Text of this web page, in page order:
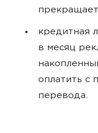
кредитная
в месяц
оплатить с
перевода.